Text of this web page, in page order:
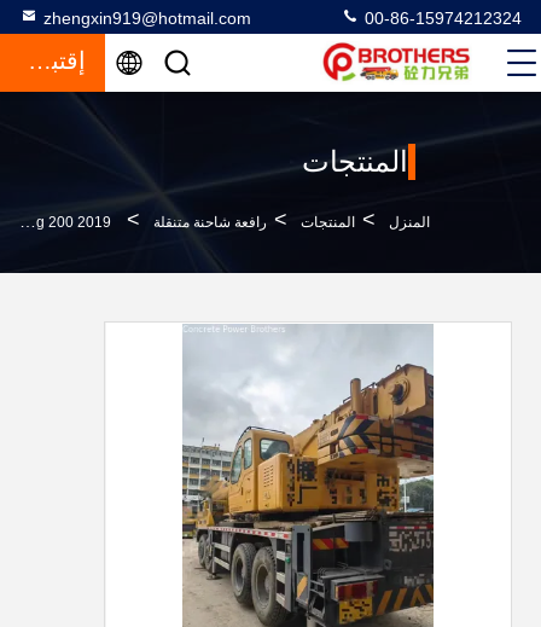
zhengxin919@hotmail.com 00-86-15974212324
إقتباس
المنتجات
المنزل > المنتجات > رافعة شاحنة متنقلة > 2019 Xg 200 طن رافعة تلسكوبية مثبتة على شاحنة رافعة شاحنة مستعملة مع رافعة خمسة أذرع Jib